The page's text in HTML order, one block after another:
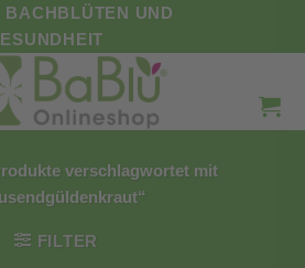
UND
verschlagwortet mit
FILTER